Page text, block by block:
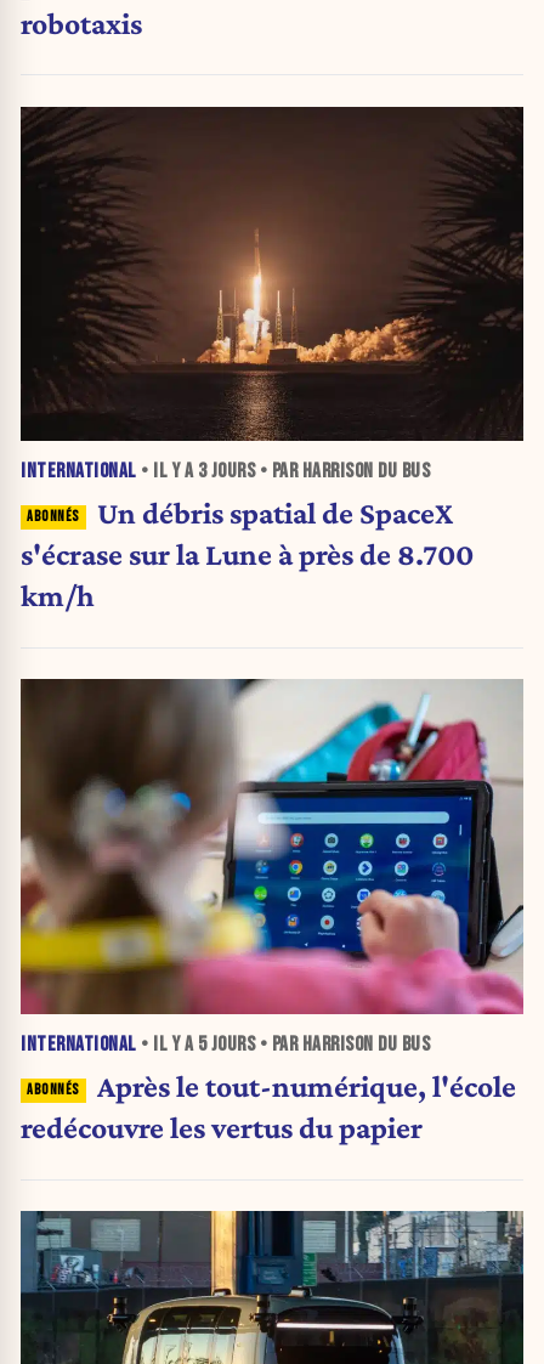
robotaxis
INTERNATIONAL • IL Y A 3 JOURS• PAR HARRISON DU BUS
Un débris spatial de SpaceX
s'écrase sur la Lune à près de 8.700
km/h
INTERNATIONAL • IL Y A 5 JOURS• PAR HARRISON DU BUS
Après le tout-numérique, l'école
redécouvre les vertus du papier